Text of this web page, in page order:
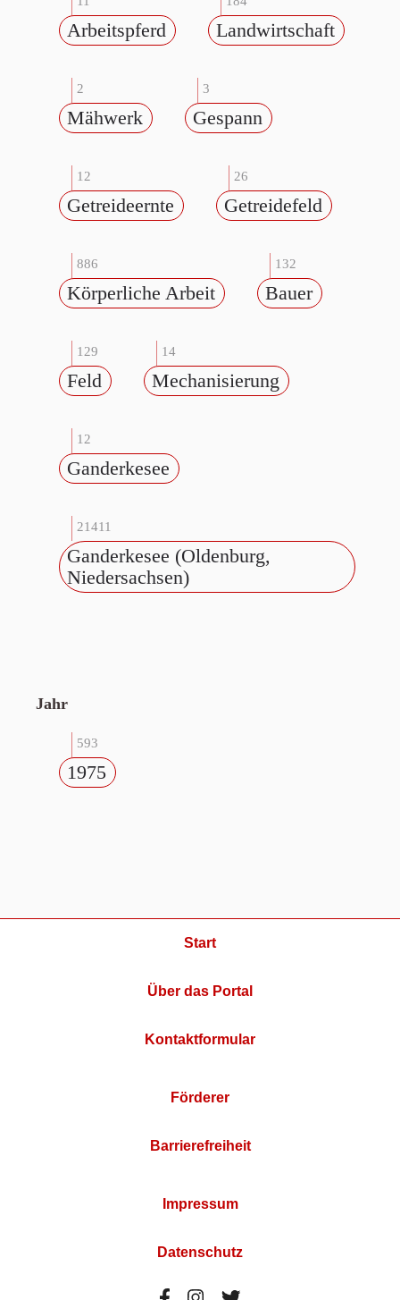
Arbeitspferd Landwirtschaft
2
Mähwerk
3
Gespann
12
Getreideernte
26
Getreidefeld
886
Körperliche Arbeit
132
Bauer
129
Feld
14
Mechanisierung
12
Ganderkesee
21411
Ganderkesee (Oldenburg,
Niedersachsen)
Jahr
593
1975
Start
Über das Portal
Kontaktformular
Förderer
Barrierefreiheit
Impressum
Datenschutz